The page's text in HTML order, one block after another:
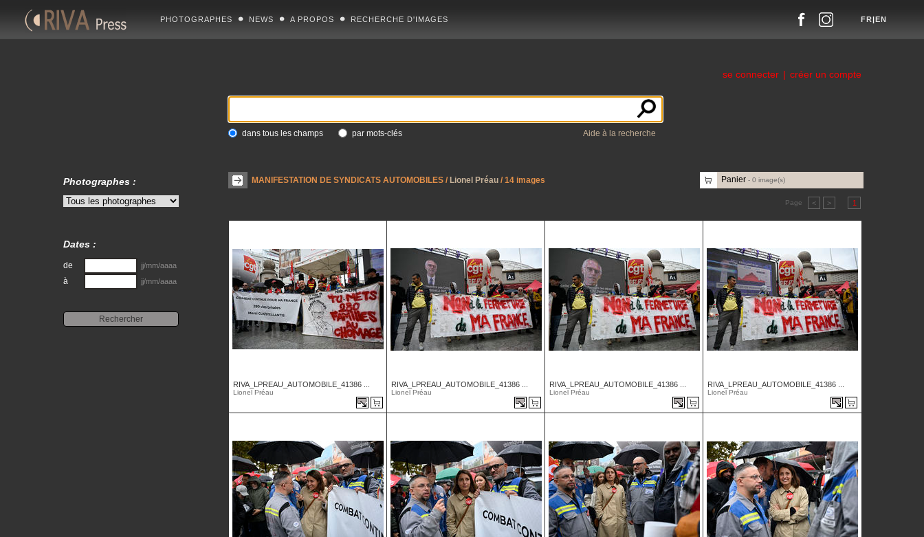
PHOTOGRAPHES NEWS A PROPOS RECHERCHE D'IMAGES FR|EN
se connecter | créer un compte
dans tous les champs par mots-clés Aide à la recherche
MANIFESTATION DE SYNDICATS AUTOMOBILES / Lionel Préau / 14 images Panier - 0 image(s)
Page < > 1
RIVA_LPREAU_AUTOMOBILE_41386 ...
Lionel Préau
RIVA_LPREAU_AUTOMOBILE_41386 ...
Lionel Préau
RIVA_LPREAU_AUTOMOBILE_41386 ...
Lionel Préau
RIVA_LPREAU_AUTOMOBILE_41386 ...
Lionel Préau
Photographes :
Dates :
de jj/mm/aaaa
à jj/mm/aaaa